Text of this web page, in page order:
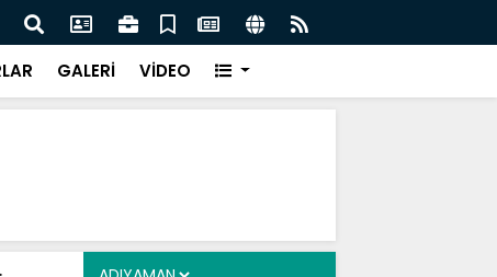
Çocuklara Yönelik Düzenleme Teklifi Görüşmeleri
GALERİ VİDEO